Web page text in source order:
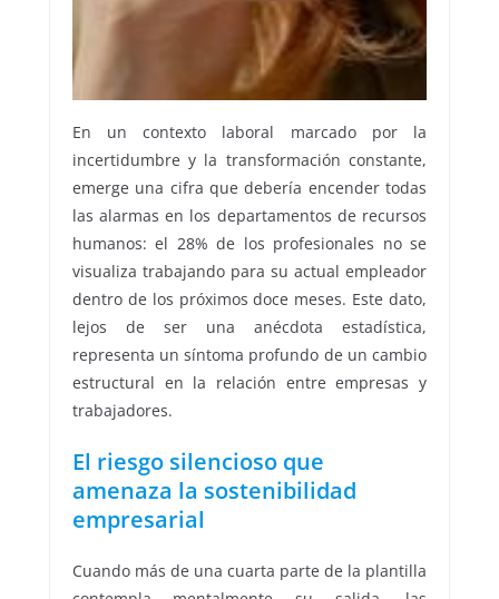
En un contexto laboral marcado por la
incertidumbre y la transformación constante,
emerge una cifra que debería encender todas
las alarmas en los departamentos de recursos
humanos: el 28% de los profesionales no se
visualiza trabajando para su actual empleador
dentro de los próximos doce meses. Este dato,
lejos de ser una anécdota estadística,
representa un síntoma profundo de un cambio
estructural en la relación entre empresas y
trabajadores.
El riesgo silencioso que
amenaza la sostenibilidad
empresarial
Cuando más de una cuarta parte de la plantilla